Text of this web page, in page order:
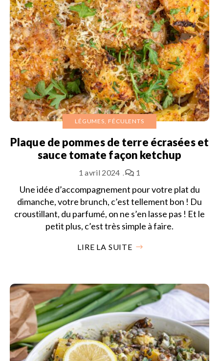
LÉGUMES, FÉCULENTS
Plaque de pommes de terre écrasées et
sauce tomate façon ketchup
1 avril 2024 1
Une idée d’accompagnement pour votre plat du
dimanche, votre brunch, c’est tellement bon ! Du
croustillant, du parfumé, on ne s’en lasse pas ! Et le
petit plus, c’est très simple à faire.
LIRE LA SUITE